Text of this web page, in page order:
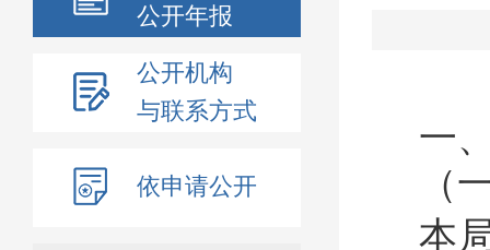
公开年报
公开机构
与联系方式
依申请公开
一
（
本